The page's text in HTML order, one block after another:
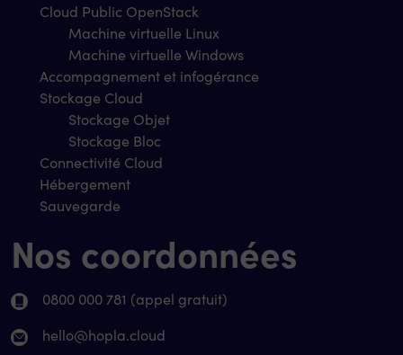
Cloud Public OpenStack
Machine virtuelle Linux
Machine virtuelle Windows
Accompagnement et infogérance
Stockage Cloud
Stockage Objet
Stockage Bloc
Connectivité Cloud
Hébergement
Sauvegarde
Nos coordonnées
0800 000 781 (appel gratuit)
hello@hopla.cloud